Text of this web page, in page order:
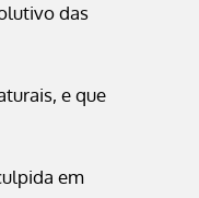
das
e que
em